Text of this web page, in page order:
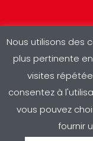
Copyright © 2025
Mentions
Nous utilisons des
plus pertinente
visites
consentez à
vous pouvez
fournir